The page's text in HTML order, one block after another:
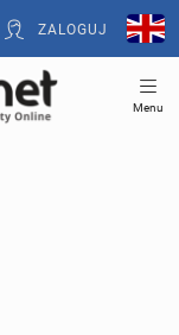
ZALOGUJ
Menu